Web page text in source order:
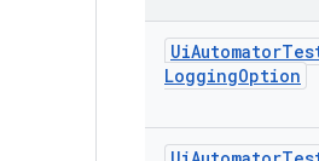
UiAutomator
LoggingOption